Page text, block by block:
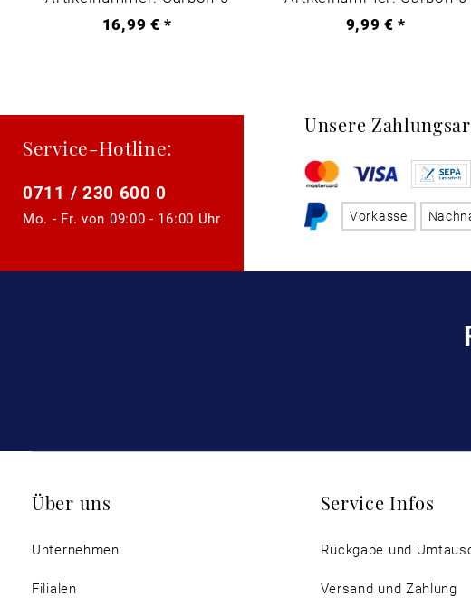
16,99 € *
9,99 € *
Service-Hotline:
0711 / 230 600 0
Mo. - Fr. von 09:00 - 16:00 Uhr
Unsere
Vorkasse
Über uns
Unternehmen
Filialen
Service Infos
Rückgabe und
Versand und Zahlung